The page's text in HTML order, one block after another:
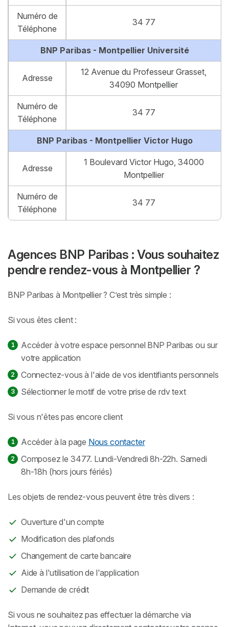
Numéro de
Téléphone
34 77
BNP Paribas - Montpellier Université
Adresse
12 Avenue du Professeur Grasset,
34090 Montpellier
Numéro de
Téléphone
34 77
BNP Paribas - Montpellier Victor Hugo
Adresse
1 Boulevard Victor Hugo, 34000
Montpellier
Numéro de
Téléphone
34 77
Agences BNP Paribas : Vous souhaitez
pendre rendez-vous à Montpellier ?
BNP Paribas à Montpellier ? C’est très simple :
Si vous êtes client :
Accéder à votre espace personnel BNP Paribas ou sur
votre application
Connectez-vous à l'aide de vos identifiants personnels
Sélectionner le motif de votre prise de rdv text
Si vous n'êtes pas encore client
Accéder à la page Nous contacter
Composez le 3477. Lundi-Vendredi 8h-22h. Samedi
8h-18h (hors jours fériés)
Les objets de rendez-vous peuvent être très divers :
Ouverture d'un compte
Modification des plafonds
Changement de carte bancaire
Aide à l'utilisation de l'application
Demande de crédit
Si vous ne souhaitez pas effectuer la démarche via